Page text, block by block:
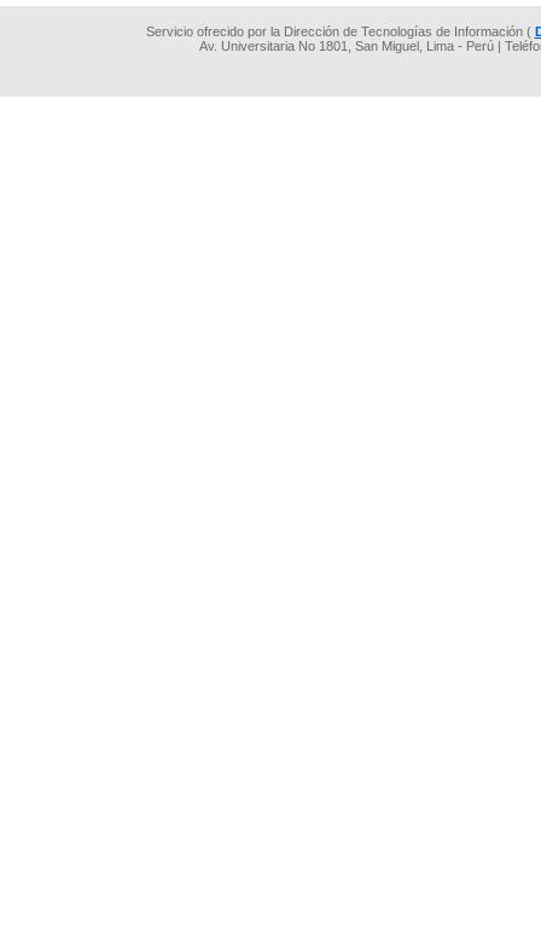
Servicio ofrecido por la Dirección de Tecnologías de Información (
Av. Universitaria No 1801, San Miguel, Lima - Perú |